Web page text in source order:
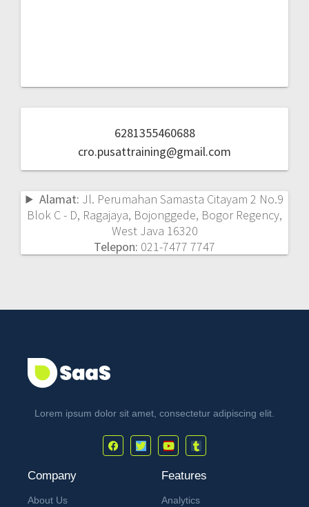
6281355460688
cro.pusattraining@gmail.com
Alamat: Jl. Perumahan Samasta Citayam 2 No.9
Blok C - D, Ragajaya, Bojonggede, Bogor Regency,
West Java 16320
Telepon: 021-7477 7747
Lorem ipsum dolor sit amet, consectetur adipiscing elit.
Company
About Us
Features
Analytics